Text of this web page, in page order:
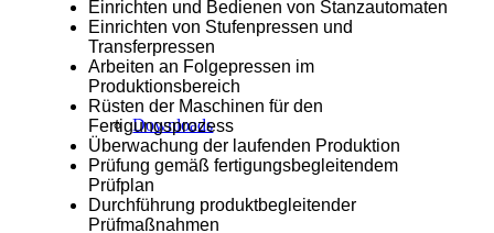
Downloads
Einrichten und Bedienen von Stanzautomaten
Einrichten von Stufenpressen und
Transferpressen
Arbeiten an Folgepressen im
Produktionsbereich
Rüsten der Maschinen für den
Fertigungsprozess
Überwachung der laufenden Produktion
Prüfung gemäß fertigungsbegleitendem
Prüfplan
Durchführung produktbegleitender
Prüfmaßnahmen